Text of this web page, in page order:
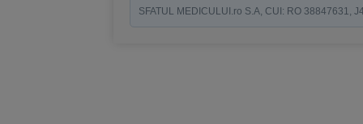
SFATUL MEDICULUI.ro S.A, CUI: RO 38847631,